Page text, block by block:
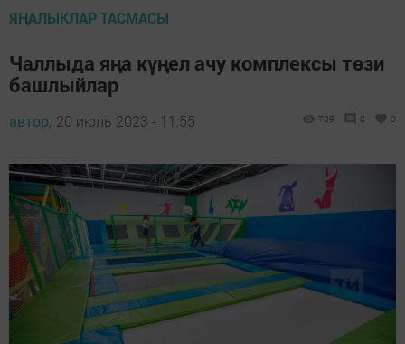
ЯҢАЛЫКЛАР ТАСМАСЫ
Чаллыда яңа күңел ачу комплексы төзи
башлыйлар
автор, 20 июль 2023 - 11:55 789 0 0